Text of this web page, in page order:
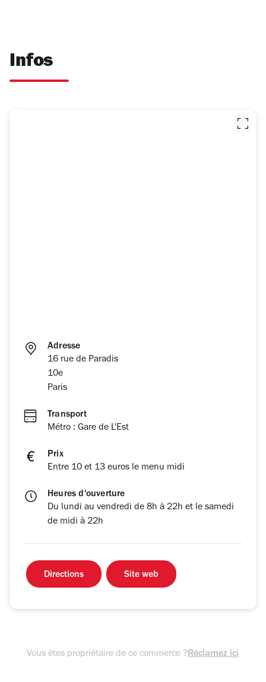
Infos
Adresse
16 rue de Paradis
10e
Paris
Transport
Métro : Gare de L'Est
Prix
Entre 10 et 13 euros le menu midi
Heures d'ouverture
Du lundi au vendredi de 8h à 22h et le samedi
de midi à 22h
Directions Site web
Vous êtes propriétaire de ce commerce ?Réclamez ici